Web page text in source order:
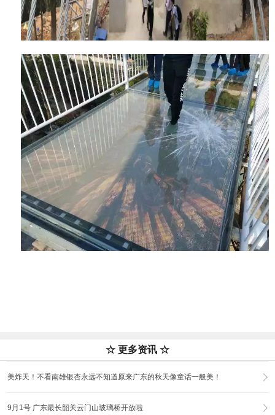
☆ 更多资讯 ☆
美炸天！不看南雄银杏永远不知道原来广东的秋天像童话一般美！
9月1号 广东最长韶关云门山玻璃桥开放啦